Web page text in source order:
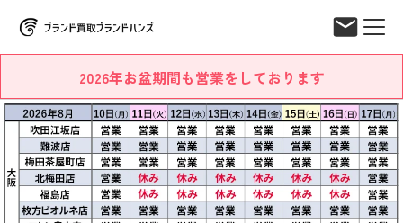
2026年お盆期間も営業をしております